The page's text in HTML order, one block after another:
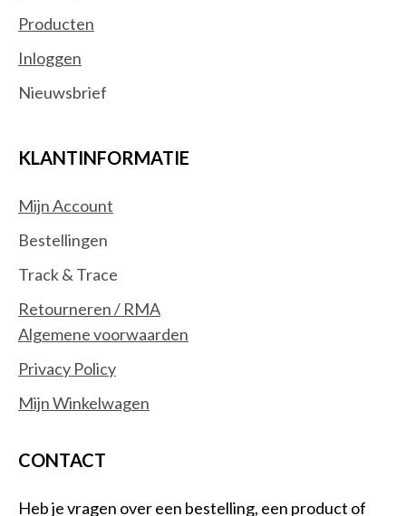
Producten
Inloggen
Nieuwsbrief
KLANTINFORMATIE
Mijn Account
Bestellingen
Track & Trace
Retourneren / RMA
Algemene voorwaarden
Privacy Policy
Mijn Winkelwagen
CONTACT
Heb je vragen over een bestelling, een product of